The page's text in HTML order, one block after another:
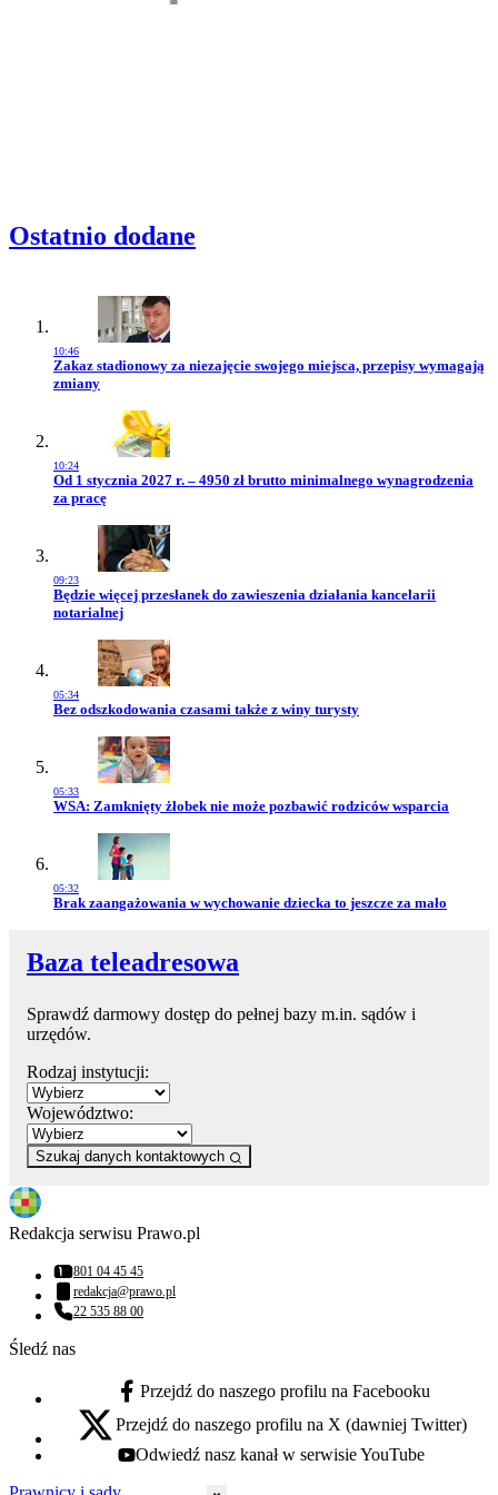
Ostatnio dodane
10:46
Przejdź do artykułu:
Zakaz stadionowy za niezajęcie swojego miejsca, przepisy wymagają
zmiany
10:24
Przejdź do artykułu:
Od 1 stycznia 2027 r. – 4950 zł brutto minimalnego wynagrodzenia
za pracę
09:23
Przejdź do artykułu:
Będzie więcej przesłanek do zawieszenia działania kancelarii
notarialnej
05:34
Przejdź do artykułu:
Bez odszkodowania czasami także z winy turysty
05:33
Przejdź do artykułu:
WSA: Zamknięty żłobek nie może pozbawić rodziców wsparcia
05:32
Przejdź do artykułu:
Brak zaangażowania w wychowanie dziecka to jeszcze za mało
Baza teleadresowa
Sprawdź darmowy dostęp do pełnej bazy m.in. sądów i
urzędów.
Rodzaj instytucji:
Województwo:
Szukaj danych kontaktowych
Redakcja serwisu Prawo.pl
Numer telefonu:
801 04 45 45
Adres email:
redakcja@prawo.pl
Numer telefonu:
22 535 88 00
Śledź nas
facebook - otwiera się w nowej karcie
Przejdź do naszego profilu na Facebooku
x - otwiera się w nowej karcie
Przejdź do naszego profilu na X (dawniej Twitter)
youtube - otwiera się w nowej karcie
Odwiedź nasz kanał w serwisie YouTube